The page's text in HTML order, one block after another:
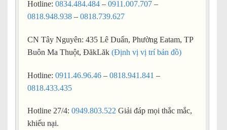
Hotline: 0834.484.484 – 0911.007.707 –
0818.948.938 – 0818.739.627
CN Tây Nguyên: 435 Lê Duẩn, Phường Eatam, TP
Buôn Ma Thuột, ĐăkLăk (Định vị vị trí bản đồ)
Hotline: 0911.46.96.46 – 0818.941.841 –
0818.433.435
Hotline 27/4: 0949.803.522 Giải đáp mọi thắc mắc,
khiếu nại.